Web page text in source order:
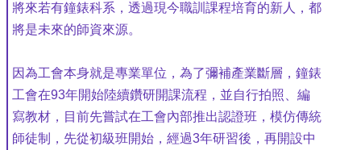
將來若有鐘錶科系，透過現今職訓課程培育的新人，都
將是未來的師資來源。
因為工會本身就是專業單位，為了彌補產業斷層，鐘錶
工會在93年開始陸續鑽研開課流程，並自行拍照、編
寫教材，目前先嘗試在工會內部推出認證班，模仿傳統
師徒制，先從初級班開始，經過3年研習後，再開設中